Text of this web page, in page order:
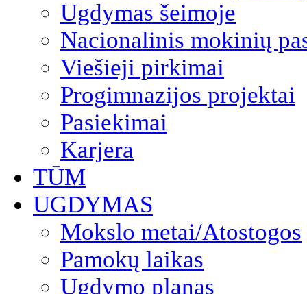
Ugdymas šeimoje
Nacionalinis mokinių
Viešieji pirkimai
Progimnazijos projektai
Pasiekimai
Karjera
TŪM
UGDYMAS
Mokslo metai/Atostogos
Pamokų laikas
Ugdymo planas